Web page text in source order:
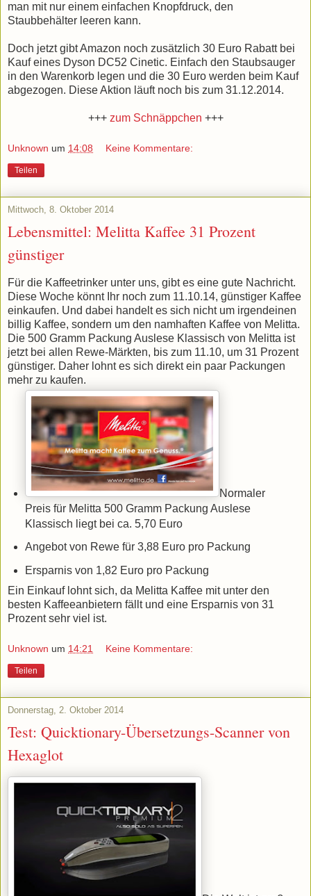
man mit nur einem einfachen Knopfdruck, den
Staubbehälter leeren kann.
Doch jetzt gibt Amazon noch zusätzlich 30 Euro Rabatt bei
Kauf eines Dyson DC52 Cinetic. Einfach den Staubsauger
in den Warenkorb legen und die 30 Euro werden beim Kauf
abgezogen. Diese Aktion läuft noch bis zum 31.12.2014.
+++ zum Schnäppchen +++
Unknown um 14:08 Keine Kommentare:
Teilen
Mittwoch, 8. Oktober 2014
Lebensmittel: Melitta Kaffee 31 Prozent
günstiger
Für die Kaffeetrinker unter uns, gibt es eine gute Nachricht.
Diese Woche könnt Ihr noch zum 11.10.14, günstiger Kaffee
einkaufen. Und dabei handelt es sich nicht um irgendeinen
billig Kaffee, sondern um den namhaften Kaffee von Melitta.
Die 500 Gramm Packung Auslese Klassisch von Melitta ist
jetzt bei allen Rewe-Märkten, bis zum 11.10, um 31 Prozent
günstiger. Daher lohnt es sich direkt ein paar Packungen
mehr zu kaufen.
Normaler
Preis für Melitta 500 Gramm Packung Auslese
Klassisch liegt bei ca. 5,70 Euro
Angebot von Rewe für 3,88 Euro pro Packung
Ersparnis von 1,82 Euro pro Packung
Ein Einkauf lohnt sich, da Melitta Kaffee mit unter den
besten Kaffeeanbietern fällt und eine Ersparnis von 31
Prozent sehr viel ist.
Unknown um 14:21 Keine Kommentare:
Teilen
Donnerstag, 2. Oktober 2014
Test: Quicktionary-Übersetzungs-Scanner von
Hexaglot